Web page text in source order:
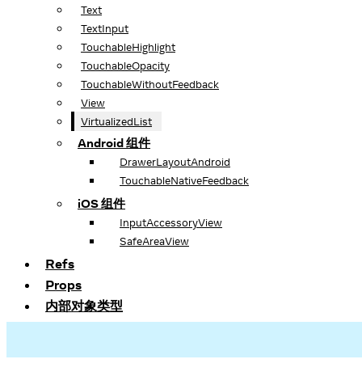
Text
TextInput
TouchableHighlight
TouchableOpacity
TouchableWithoutFeedback
View
VirtualizedList
Android 组件
DrawerLayoutAndroid
TouchableNativeFeedback
iOS 组件
InputAccessoryView
SafeAreaView
Refs
Props
内部对象类型